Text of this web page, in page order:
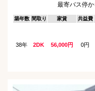
最寄バス停
築年数 間取り 家賃 共益費
38年 2DK 56,000円 0円